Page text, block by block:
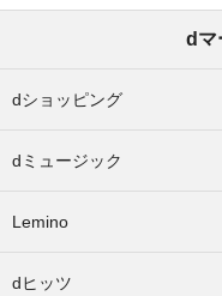
dマ
dショッピング
dミュージック
Lemino
dヒッツ